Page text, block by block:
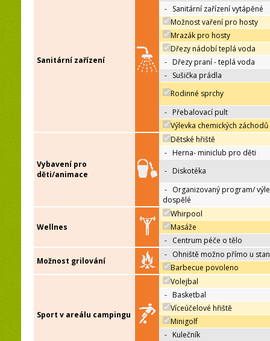
Sanitární zařízení
- Sanitární zařízení vytápěné
Možnost vaření pro hosty
Mrazák pro hosty
Dřezy nádobí teplá voda
- Dřezy praní - teplá voda
- Sušička prádla
Rodinné sprchy
- Přebalovací pult
Výlevka chemických záchodů
Vybavení pro
děti/animace
Dětské hřiště
- Herna- miniclub pro děti
- Diskotéka
- Organizovaný program/
dospělé
Wellnes
Whirpool
Masáže
- Centrum péče o tělo
Možnost grilování
- Ohniště možno přímo u
Barbecue povoleno
Sport v areálu campingu
Volejbal
- Basketbal
Víceúčelové hřiště
Minigolf
- Kulečník